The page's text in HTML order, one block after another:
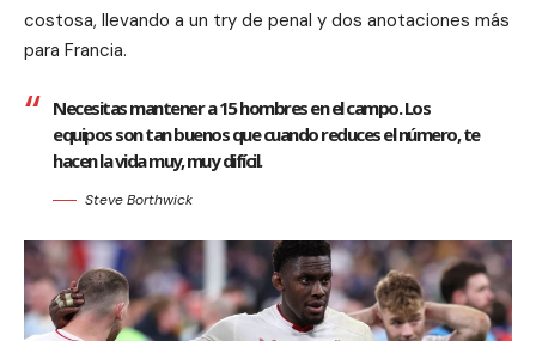
costosa, llevando a un try de penal y dos anotaciones más
para Francia.
Necesitas mantener a 15 hombres en el campo. Los
equipos son tan buenos que cuando reduces el número, te
hacen la vida muy, muy difícil.
Steve Borthwick